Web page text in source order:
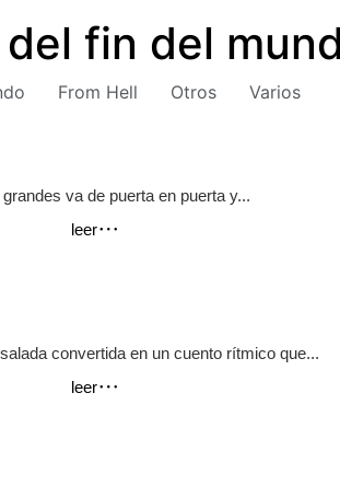
fin del
From Hell Otros Varios
va de puerta en puerta y...
leer
convertida en un cuento rítmico que...
leer